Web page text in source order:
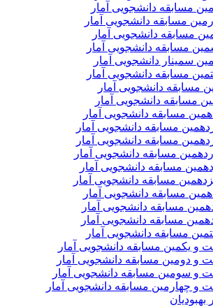
مسابقه دانشجویی آمار
مسابقه دانشجویی آمار
مسابقه دانشجویی آمار
مسابقه دانشجویی آمار
سمینار دانشجویی آمار
مسابقه دانشجویی آمار
مسابقه دانشجویی آمار
مسابقه دانشجویی آمار
مسابقه دانشجویی آمار
مسابقه دانشجویی آمار
مسابقه دانشجویی آمار
مسابقه دانشجویی آمار
مسابقه دانشجویی آمار
مسابقه دانشجویی آمار
مسابقه دانشجویی آمار
مسابقه دانشجویی آمار
مسابقه دانشجویی آمار
مسابقه دانشجویی آمار
و یکمین مسابقه دانشجویی آمار
و دومین مسابقه دانشجویی آمار
و سومین مسابقه دانشجویی آمار
و چهارمین مسابقه دانشجویی آمار